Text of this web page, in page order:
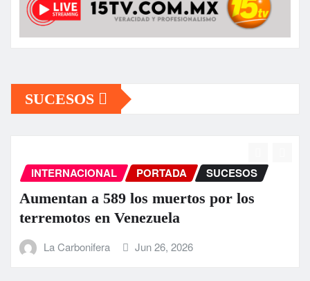
SUCESOS
INTERNACIONAL PORTADA SUCESOS
Aumentan a 589 los muertos por los
terremotos en Venezuela
La Carbonifera Jun 26, 2026